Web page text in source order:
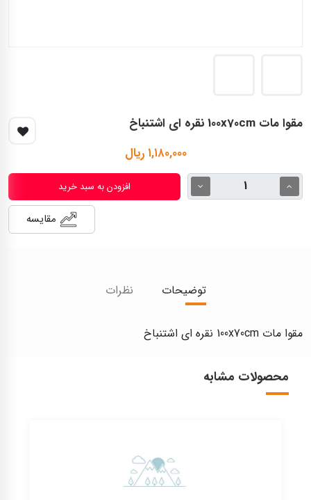
مقوا مات 100x70cm نقره ای اشتنباخ
۱,۱۸۰,۰۰۰ ریال
افزودن به سبد خرید
مقایسه
توضیحات نظرات
مقوا مات 100x70cm نقره ای اشتنباخ
محصولات مشابه